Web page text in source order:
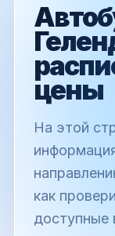
цены
На этой
как
доступные